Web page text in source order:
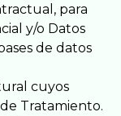
para
y/o Datos
de datos
cuyos
Tratamiento.